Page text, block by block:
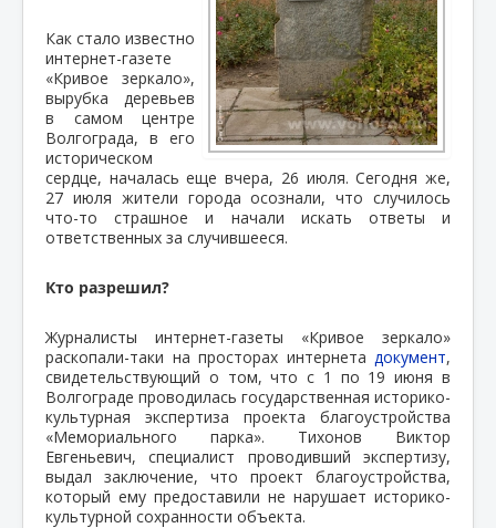
Как стало известно
интернет-газете
«Кривое зеркало»,
вырубка деревьев
в самом центре
Волгограда, в его
историческом
сердце, началась еще вчера, 26 июля. Сегодня же,
27 июля жители города осознали, что случилось
что-то страшное и начали искать ответы и
ответственных за случившееся.
Кто разрешил?
Журналисты интернет-газеты «Кривое зеркало»
раскопали-таки на просторах интернета документ,
свидетельствующий о том, что с 1 по 19 июня в
Волгограде проводилась государственная историко-
культурная экспертиза проекта благоустройства
«Мемориального парка». Тихонов Виктор
Евгеньевич, специалист проводивший экспертизу,
выдал заключение, что проект благоустройства,
который ему предоставили не нарушает историко-
культурной сохранности объекта.